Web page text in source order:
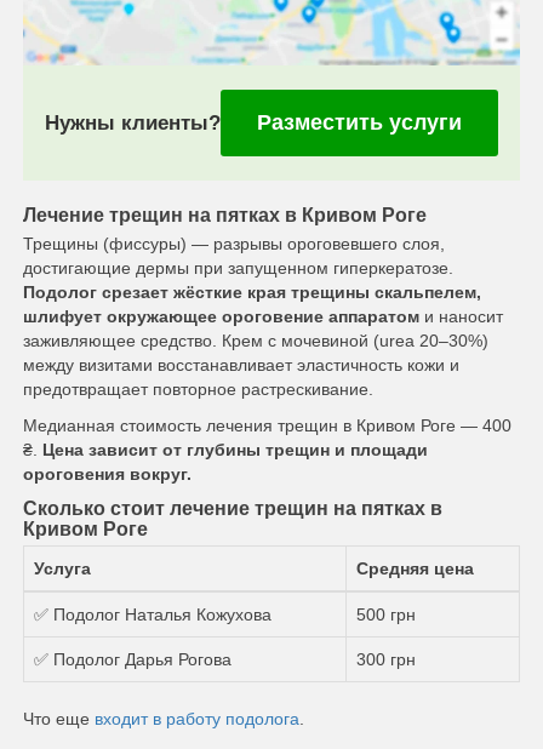
Нужны клиенты? Разместить услуги
Лечение трещин на пятках в Кривом Роге
Трещины (фиссуры) — разрывы ороговевшего слоя,
достигающие дермы при запущенном гиперкератозе.
Подолог срезает жёсткие края трещины скальпелем,
шлифует окружающее ороговение аппаратом и наносит
заживляющее средство. Крем с мочевиной (urea 20–30%)
между визитами восстанавливает эластичность кожи и
предотвращает повторное растрескивание.
Медианная стоимость лечения трещин в Кривом Роге — 400
₴. Цена зависит от глубины трещин и площади
ороговения вокруг.
Сколько стоит лечение трещин на пятках в
Кривом Роге
Услуга Средняя цена
✅ Подолог Наталья Кожухова 500 грн
✅ Подолог Дарья Рогова 300 грн
Что еще входит в работу подолога